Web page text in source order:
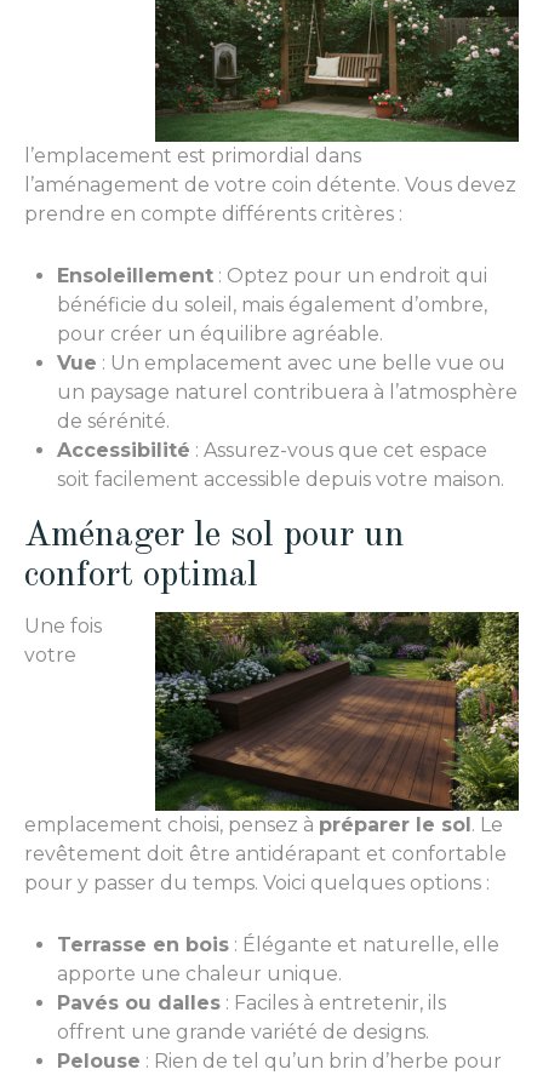
l’emplacement est primordial dans
l’aménagement de votre coin détente. Vous devez
prendre en compte différents critères :
Ensoleillement : Optez pour un endroit qui
bénéficie du soleil, mais également d’ombre,
pour créer un équilibre agréable.
Vue : Un emplacement avec une belle vue ou
un paysage naturel contribuera à l’atmosphère
de sérénité.
Accessibilité : Assurez-vous que cet espace
soit facilement accessible depuis votre maison.
Aménager le sol pour un
confort optimal
Une fois
votre
emplacement choisi, pensez à préparer le sol . Le
revêtement doit être antidérapant et confortable
pour y passer du temps. Voici quelques options :
Terrasse en bois : Élégante et naturelle, elle
apporte une chaleur unique.
Pavés ou dalles : Faciles à entretenir, ils
offrent une grande variété de designs.
Pelouse : Rien de tel qu’un brin d’herbe pour